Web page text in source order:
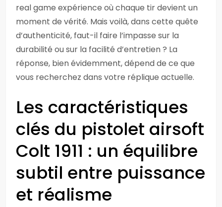
real game expérience où chaque tir devient un
moment de vérité. Mais voilà, dans cette quête
d’authenticité, faut-il faire l’impasse sur la
durabilité ou sur la facilité d’entretien ? La
réponse, bien évidemment, dépend de ce que
vous recherchez dans votre réplique actuelle.
Les caractéristiques
clés du pistolet airsoft
Colt 1911 : un équilibre
subtil entre puissance
et réalisme